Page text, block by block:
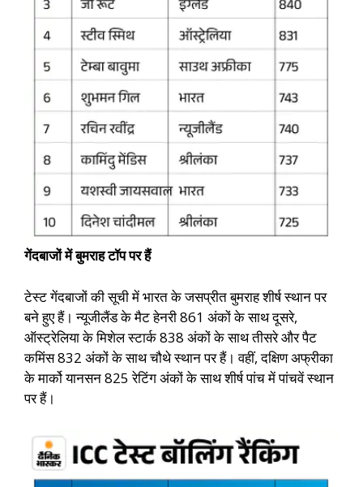
गेंदबाजों में बुमराह टॉप पर हैं
टेस्ट गेंदबाजों की सूची में भारत के जसप्रीत बुमराह शीर्ष स्थान पर
बने हुए हैं। न्यूजीलैंड के मैट हेनरी 861 अंकों के साथ दूसरे,
ऑस्ट्रेलिया के मिशेल स्टार्क 838 अंकों के साथ तीसरे और पैट
कमिंस 832 अंकों के साथ चौथे स्थान पर हैं। वहीं, दक्षिण अफ्रीका
के मार्को यानसन 825 रेटिंग अंकों के साथ शीर्ष पांच में पांचवें स्थान
पर हैं।